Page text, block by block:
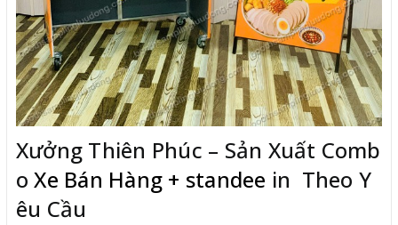
Xưởng Thiên Phúc – Sản Xuất Comb
oXe Bán Hàng + standee in Theo Y
êu Cầu